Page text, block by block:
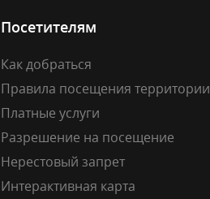
Посетителям
Как добраться
Правила посещения территории
Платные услуги
Разрешение на посещение
Нерестовый запрет
Интерактивная карта